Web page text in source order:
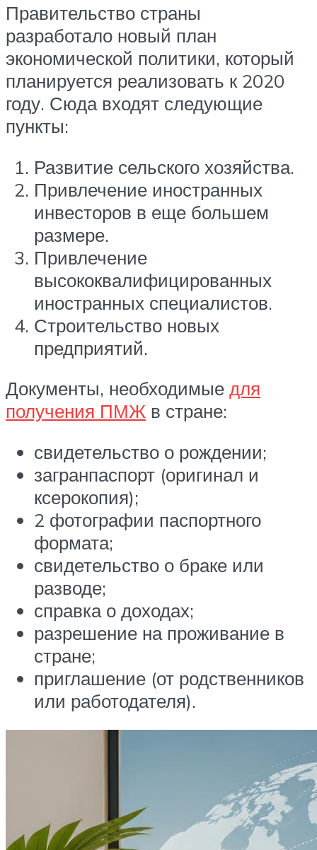
Правительство страны
разработало новый план
экономической политики, который
планируется реализовать к 2020
году. Сюда входят следующие
пункты:
Развитие сельского хозяйства.
Привлечение иностранных
инвесторов в еще большем
размере.
Привлечение
высококвалифицированных
иностранных специалистов.
Строительство новых
предприятий.
Документы, необходимые для
получения ПМЖ в стране:
свидетельство о рождении;
загранпаспорт (оригинал и
ксерокопия);
2 фотографии паспортного
формата;
свидетельство о браке или
разводе;
справка о доходах;
разрешение на проживание в
стране;
приглашение (от родственников
или работодателя).